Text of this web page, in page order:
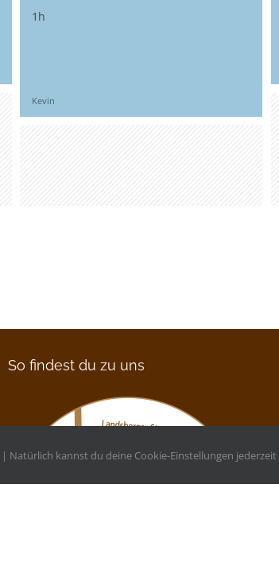
1h
Kevin
So findest du zu uns
| Natürlich kannst du deine Cookie-Einstellungen